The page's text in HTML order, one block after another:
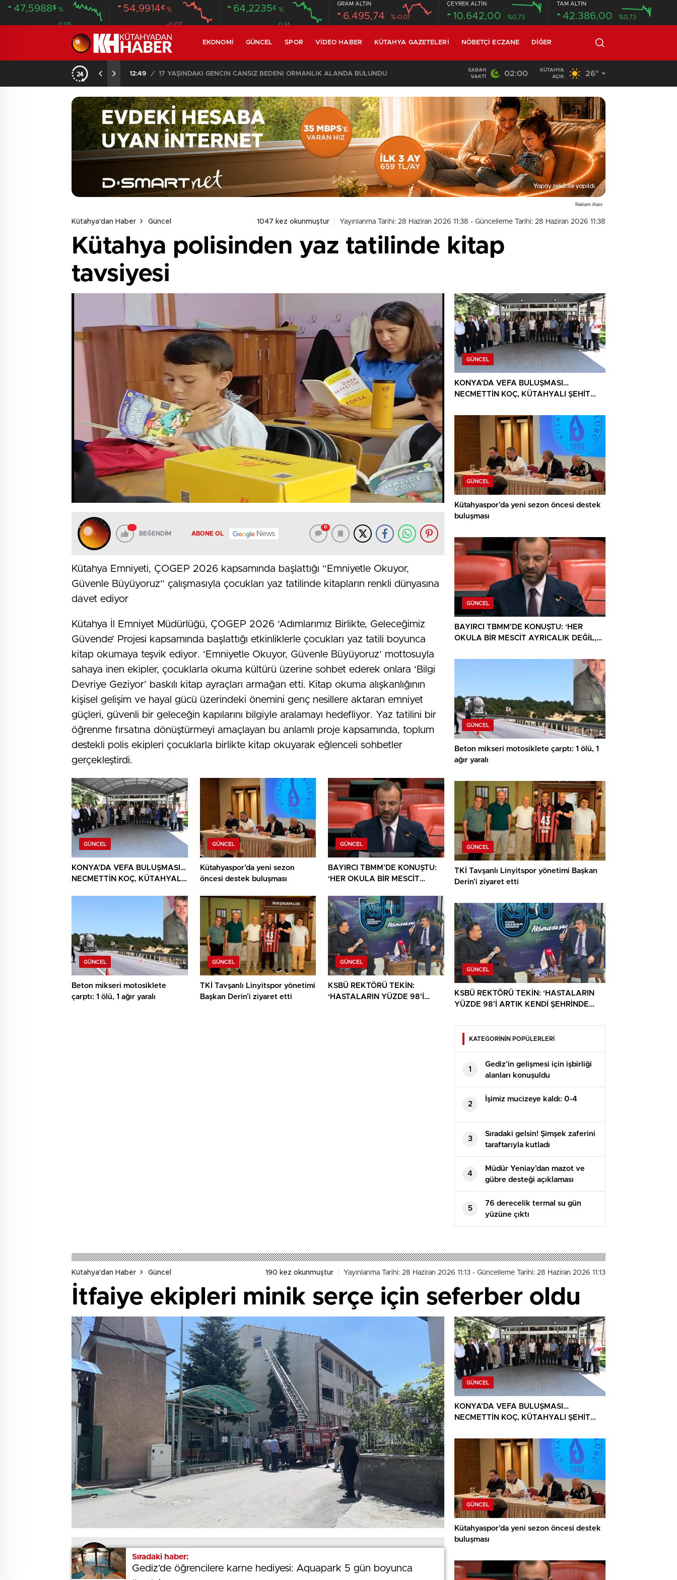
47,5988$ %
0.05
54,9914€ %
-0.07
64,2235£ %
0.14
GRAM ALTIN
6.495,74 %-0,01
ÇEYREK ALTIN
10.642,00 %0,73
TAM ALTIN
42.386,00 %0,73
EKONOMI GÜNCEL SPOR VIDEO HABER KÜTAHYA GAZETELERI NÖBETÇI ECZANE DIĞER
12:49 / 17 YAŞINDAKİ GENCİN CANSIZ BEDENİ ORMANLIK ALANDA BULUNDU 14:26 / Çavdarhisar’daki orman yangını söndürüldü
SABAH
VAKTI
02:00
KÜTAHYA
AÇIK
26°
Reklam Alanı
Kütahya'dan Haber Güncel 1047 kez okunmuştur Yayınlanma Tarihi: 28 Haziran 2026 11:38 - Güncelleme Tarihi: 28 Haziran 2026 11:38
Kütahya polisinden yaz tatilinde kitap
tavsiyesi
BEĞENDİM ABONE OL News
0
Kütahya Emniyeti, ÇOGEP 2026 kapsamında başlattığı “Emniyetle Okuyor,
Güvenle Büyüyoruz” çalışmasıyla çocukları yaz tatilinde kitapların renkli dünyasına
davet ediyor
Kütahya İl Emniyet Müdürlüğü, ÇOGEP 2026 ‘Adımlarımız Birlikte, Geleceğimiz
Güvende’ Projesi kapsamında başlattığı etkinliklerle çocukları yaz tatili boyunca
kitap okumaya teşvik ediyor. ‘Emniyetle Okuyor, Güvenle Büyüyoruz’ mottosuyla
sahaya inen ekipler, çocuklarla okuma kültürü üzerine sohbet ederek onlara ‘Bilgi
Devriye Geziyor’ baskılı kitap ayraçları armağan etti. Kitap okuma alışkanlığının
kişisel gelişim ve hayal gücü üzerindeki önemini genç nesillere aktaran emniyet
güçleri, güvenli bir geleceğin kapılarını bilgiyle aralamayı hedefliyor. Yaz tatilini bir
öğrenme fırsatına dönüştürmeyi amaçlayan bu anlamlı proje kapsamında, toplum
destekli polis ekipleri çocuklarla birlikte kitap okuyarak eğlenceli sohbetler
gerçekleştirdi.
GÜNCEL
KONYA’DA VEFA BULUŞMASI…
NECMETTİN KOÇ, KÜTAHYALI
GÜNCEL
Kütahyaspor’da yeni sezon
öncesi destek buluşması
GÜNCEL
BAYIRCI TBMM’DE KONUŞTU:
‘HER OKULA BİR MESCİT
GÜNCEL
Beton mikseri motosiklete
çarptı: 1 ölü, 1 ağır yaralı
GÜNCEL
TKİ Tavşanlı Linyitspor yönetimi
Başkan Derin’i ziyaret etti
GÜNCEL
KSBÜ REKTÖRÜ TEKİN:
‘HASTALARIN YÜZDE 98’İ
Sıradaki haber:
Gediz’de öğrencilere karne hediyesi: Aquapark 5 gün boyunca
GÜNCEL
KONYA’DA VEFA BULUŞMASI…
NECMETTİN KOÇ, KÜTAHYALI ŞEHİT
GÜNCEL
Kütahyaspor’da yeni sezon öncesi destek
buluşması
GÜNCEL
BAYIRCI TBMM’DE KONUŞTU: ‘HER
OKULA BİR MESCİT AYRICALIK DEĞİL,
GÜNCEL
Beton mikseri motosiklete çarptı: 1 ölü, 1
ağır yaralı
GÜNCEL
TKİ Tavşanlı Linyitspor yönetimi Başkan
Derin’i ziyaret etti
GÜNCEL
KSBÜ REKTÖRÜ TEKİN: ‘HASTALARIN
YÜZDE 98’İ ARTIK KENDİ ŞEHRİNDE
KATEGORİNİN POPÜLERLERİ
1
Gediz’in gelişmesi için işbirliği
alanları konuşuldu
2
İşimiz mucizeye kaldı: 0-4
3
Sıradaki gelsin! Şimşek zaferini
taraftarıyla kutladı
4
Müdür Yeniay’dan mazot ve
gübre desteği açıklaması
5
76 derecelik termal su gün
yüzüne çıktı
Kütahya'dan Haber Güncel 190 kez okunmuştur Yayınlanma Tarihi: 28 Haziran 2026 11:13 - Güncelleme Tarihi: 28 Haziran 2026 11:13
İtfaiye ekipleri minik serçe için seferber oldu
BEĞENDİM
Sıradaki haber:
Gediz’de öğrencilere karne hediyesi: Aquapark 5 gün boyunca
GÜNCEL
KONYA’DA VEFA BULUŞMASI…
NECMETTİN KOÇ, KÜTAHYALI ŞEHİT
GÜNCEL
Kütahyaspor’da yeni sezon öncesi destek
buluşması